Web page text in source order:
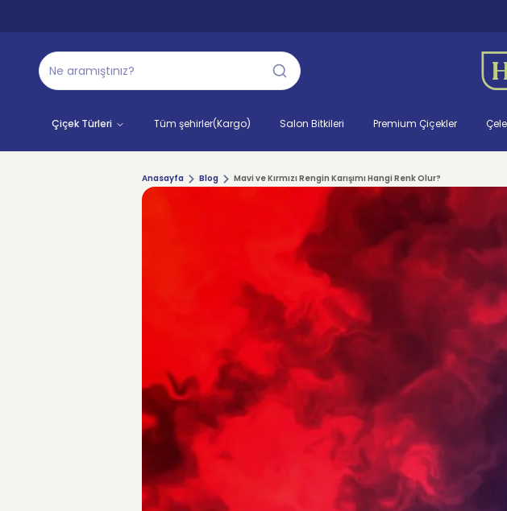
Çiçek Türleri Tüm şehirler(Kargo) Salon Bitkileri Premium Çiçekler
Anasayfa Blog Mavi ve Kırmızı Rengin Karışımı Hangi Renk Olur?